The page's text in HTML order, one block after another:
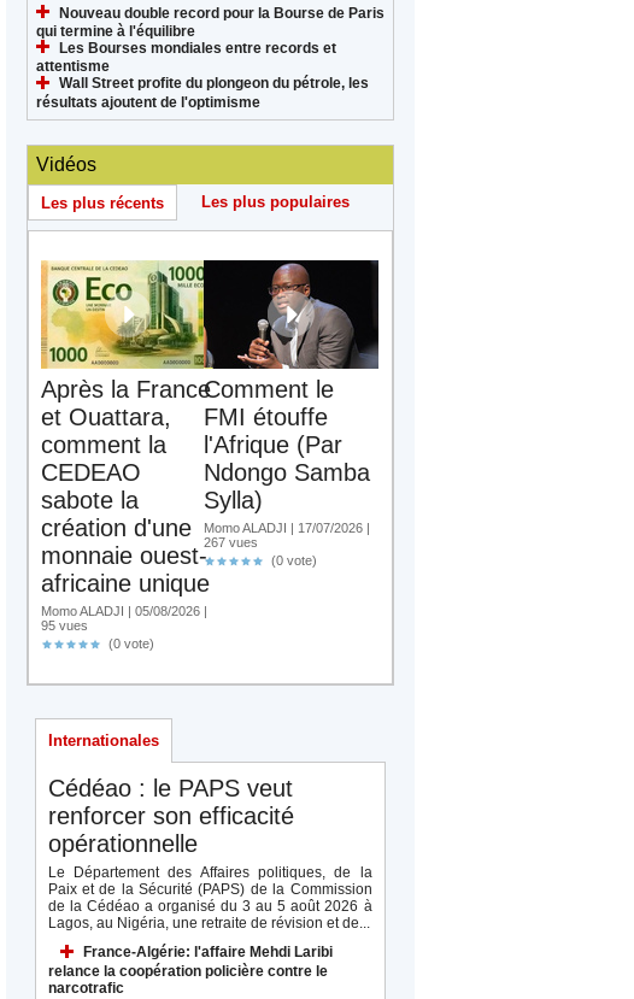
Nouveau double record pour la Bourse de Paris
qui termine à l'équilibre
Les Bourses mondiales entre records et
attentisme
Wall Street profite du plongeon du pétrole, les
résultats ajoutent de l'optimisme
Vidéos
Les plus récents Les plus populaires
Après la France
et Ouattara,
comment la
CEDEAO
sabote la
création d'une
monnaie ouest-
africaine unique
Momo ALADJI | 05/08/2026 |
95 vues
(0 vote)
Comment le
FMI étouffe
l'Afrique (Par
Ndongo Samba
Sylla)
Momo ALADJI | 17/07/2026 |
267 vues
(0 vote)
Internationales
Cédéao : le PAPS veut
renforcer son efficacité
opérationnelle
Le Département des Affaires politiques, de la
Paix et de la Sécurité (PAPS) de la Commission
de la Cédéao a organisé du 3 au 5 août 2026 à
Lagos, au Nigéria, une retraite de révision et de...
France-Algérie: l'affaire Mehdi Laribi
relance la coopération policière contre le
narcotrafic